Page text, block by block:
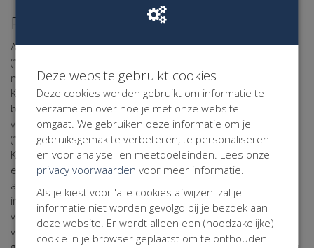
Persoonsgegevens
Alle tot natuurlijke personen herleidbare gegevens
(“persoonsgegevens”) in de elektronische correspondentie
met de website Maarten van der Weijden Foundation zullen
Kentaa en Kentaa met de grootst mogelijke zorgvuldigheid
behandelen. Kentaa en Kentaa leven daarbij de bepalingen
van de Algemene Verordening Gegevensbescherming
(“AVG”), het Privacy Statement en het Cookie Statement na.
Kentaa geldt te allen tijde als 'verwerkingsverantwoordelijke'
en Kentaa geldt te allen tijde als 'verwerker' in de zin van
artikel 4 sub f AVG. Kentaa en Kentaa krijgen volledig inzicht
in uw gegevens. Uw gegevens worden niet aan derden
verstrekt of ter inzage gegeven, tenzij Kentaa daartoe
verplicht is op grond van een wettelijke voorschrift,
Deze website gebruikt cookies
Deze cookies worden gebruikt om informatie te
verzamelen over hoe je met onze website
omgaat. We gebruiken deze informatie om je
gebruiksgemak te verbeteren, te personaliseren
en voor analyse- en meetdoeleinden. Lees onze
privacy voorwaarden voor meer informatie.
Als je kiest voor 'alle cookies afwijzen' zal je
informatie niet worden gevolgd bij je bezoek aan
deze website. Er wordt alleen een (noodzakelijke)
cookie in je browser geplaatst om te onthouden